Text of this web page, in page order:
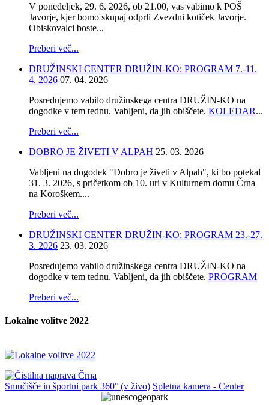
V ponedeljek, 29. 6. 2026, ob 21.00, vas vabimo k POŠ
Javorje, kjer bomo skupaj odprli Zvezdni kotiček Javorje.
Obiskovalci boste...
Preberi več...
DRUŽINSKI CENTER DRUŽIN-KO: PROGRAM 7.-11.
4. 2026 07. 04. 2026
Posredujemo vabilo družinskega centra DRUŽIN-KO na
dogodke v tem tednu. Vabljeni, da jih obiščete. KOLEDAR...
Preberi več...
DOBRO JE ŽIVETI V ALPAH 25. 03. 2026
Vabljeni na dogodek "Dobro je živeti v Alpah", ki bo potekal
31. 3. 2026, s pričetkom ob 10. uri v Kulturnem domu Črna
na Koroškem....
Preberi več...
DRUŽINSKI CENTER DRUŽIN-KO: PROGRAM 23.-27.
3. 2026 23. 03. 2026
Posredujemo vabilo družinskega centra DRUŽIN-KO na
dogodke v tem tednu. Vabljeni, da jih obiščete. PROGRAM
Preberi več...
Lokalne volitve 2022
Smučišče in športni park 360° (v živo) Spletna kamera - Center